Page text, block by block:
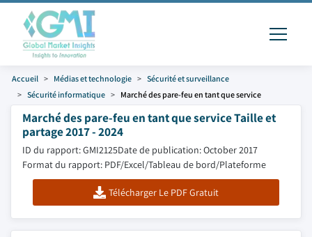
Accueil Médias et technologie
Sécurité et surveillance
Sécurité informatique
Marché des pare-feu en tant que service
Marché des pare-feu en tant que service Taille et
partage 2017 - 2024
ID du rapport: GMI2125Date de publication: October 2017
Format du rapport: PDF/Excel/Tableau de bord/Plateforme
Télécharger Le PDF Gratuit